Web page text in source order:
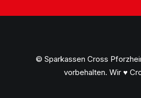
© Sparkassen Cross
vorbehalten. Wir ♥